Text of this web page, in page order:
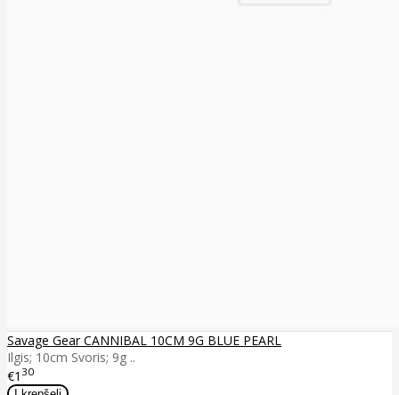
Savage Gear CANNIBAL 10CM 9G BLUE PEARL
Ilgis; 10cm Svoris; 9g ..
€1 30